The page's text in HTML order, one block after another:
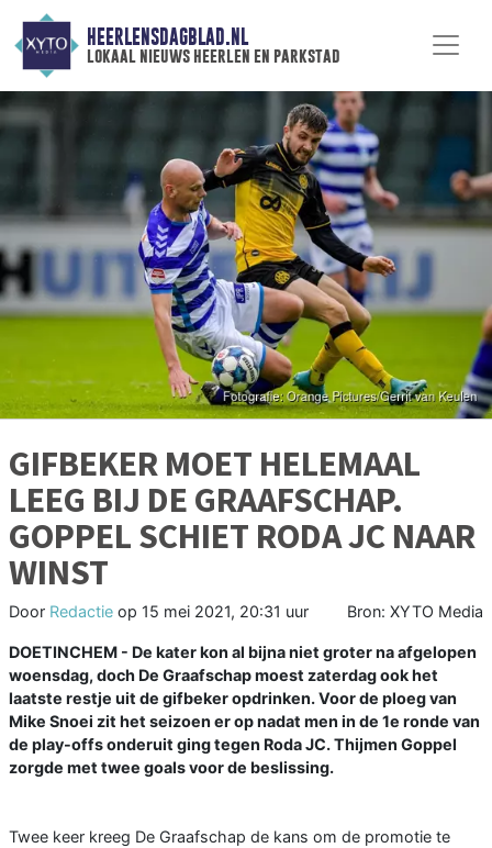
HEERLENSDAGBLAD.NL
lokaal nieuws heerlen en parkstad
GIFBEKER MOET HELEMAAL
LEEG BIJ DE GRAAFSCHAP.
GOPPEL SCHIET RODA JC NAAR
WINST
Door Redactie op 15 mei 2021, 20:31 uur Bron: XYTO Media
DOETINCHEM - De kater kon al bijna niet groter na afgelopen
woensdag, doch De Graafschap moest zaterdag ook het
laatste restje uit de gifbeker opdrinken. Voor de ploeg van
Mike Snoei zit het seizoen er op nadat men in de 1e ronde van
de play-offs onderuit ging tegen Roda JC. Thijmen Goppel
zorgde met twee goals voor de beslissing.
Twee keer kreeg De Graafschap de kans om de promotie te